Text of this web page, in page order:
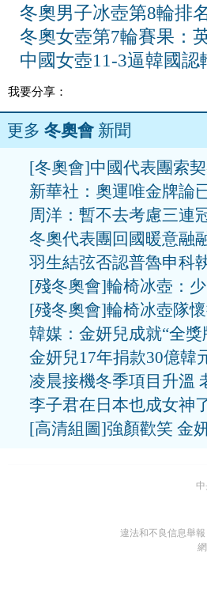
冬奧男子冰壺第8輪排
冬奧女壺第7輪賽果：
中國女壺11-3逼韓國
我要分享：
更多 冬奧會新聞
[冬奧會]中國代表團索
新華社：奧運唯金牌論
周洋：暫不去考慮三連
冬奧代表團回國暖意融
羽生結弦否認普魯申科
[殘冬奧會]輪椅冰壺：
[殘冬奧會]輪椅冰壺隊
韓媒：金妍兒成就“全
金妍兒17年捐款30億韓
凌晨接機冬季項目升溫
李子君在日本也成女神
[高清組圖]強顏歡笑 金
違法和不良信息舉報